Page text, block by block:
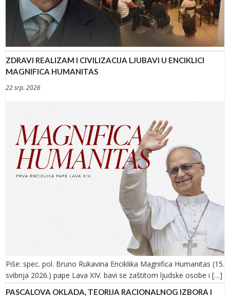
ZDRAVI REALIZAM I CIVILIZACIJA LJUBAVI U ENCIKLICI
MAGNIFICA HUMANITAS
22 srp. 2026
Piše: spec. pol. Bruno Rukavina Enciklika Magnifica Humanitas (15.
svibnja 2026.) pape Lava XIV. bavi se zaštitom ljudske osobe i […]
PASCALOVA OKLADA, TEORIJA RACIONALNOG IZBORA I